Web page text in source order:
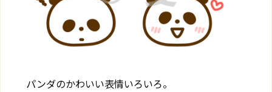
パンダのかわいい表情いろいろ。